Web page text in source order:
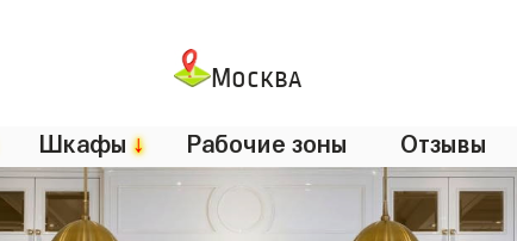
Москва
Шкафы↓ Рабочие зоны Отзывы